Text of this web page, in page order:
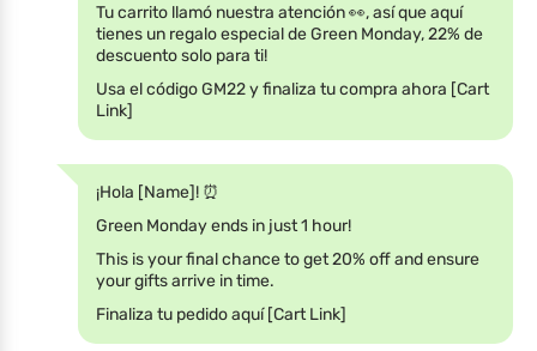
Tu carrito llamó nuestra atención 👀, así que aquí
tienes un regalo especial de Green Monday, 22% de
descuento solo para ti!
Usa el código GM22 y finaliza tu compra ahora [Cart
Link]
¡Hola [Name]! ⏰
Green Monday ends in just 1 hour!
This is your final chance to get 20% off and ensure
your gifts arrive in time.
Finaliza tu pedido aquí [Cart Link]